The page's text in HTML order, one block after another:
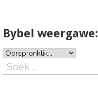
Bybel weergawe:
Soek
na: